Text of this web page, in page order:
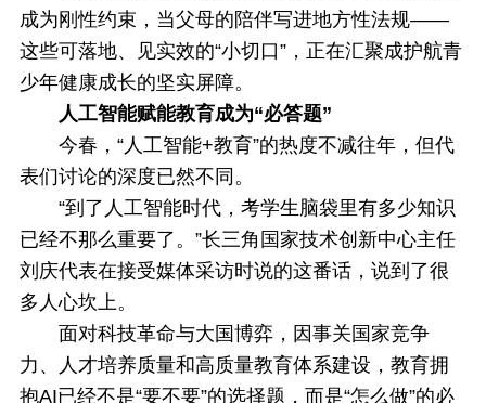
成为刚性约束，当父母的陪伴写进地方性法规——
这些可落地、见实效的“小切口”，正在汇聚成护航青
少年健康成长的坚实屏障。
人工智能赋能教育成为“必答题”
今春，“人工智能+教育”的热度不减往年，但代
表们讨论的深度已然不同。
“到了人工智能时代，考学生脑袋里有多少知识
已经不那么重要了。”长三角国家技术创新中心主任
刘庆代表在接受媒体采访时说的这番话，说到了很
多人心坎上。
面对科技革命与大国博弈，因事关国家竞争
力、人才培养质量和高质量教育体系建设，教育拥
抱AI已经不是“要不要”的选择题，而是“怎么做”的必